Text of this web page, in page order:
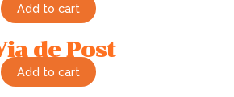
Add to cart
de Post
Add to cart